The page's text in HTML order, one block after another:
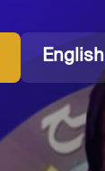
English